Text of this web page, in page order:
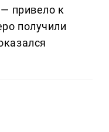
привело к
получили